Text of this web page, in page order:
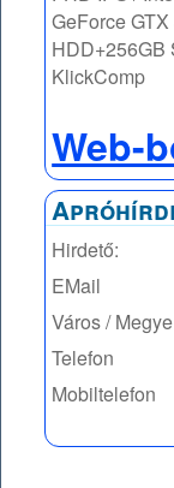
GeForce
HDD+256GB
KlickComp
Web-
Hirdető:
EMail
Város / Megye
Telefon
Mobiltelefon